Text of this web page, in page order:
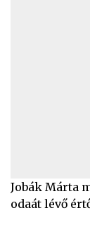
Jobák Márta
odaát lévő